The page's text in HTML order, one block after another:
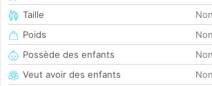
Taille
Poids
Possède des enfants
Veut avoir des enfants